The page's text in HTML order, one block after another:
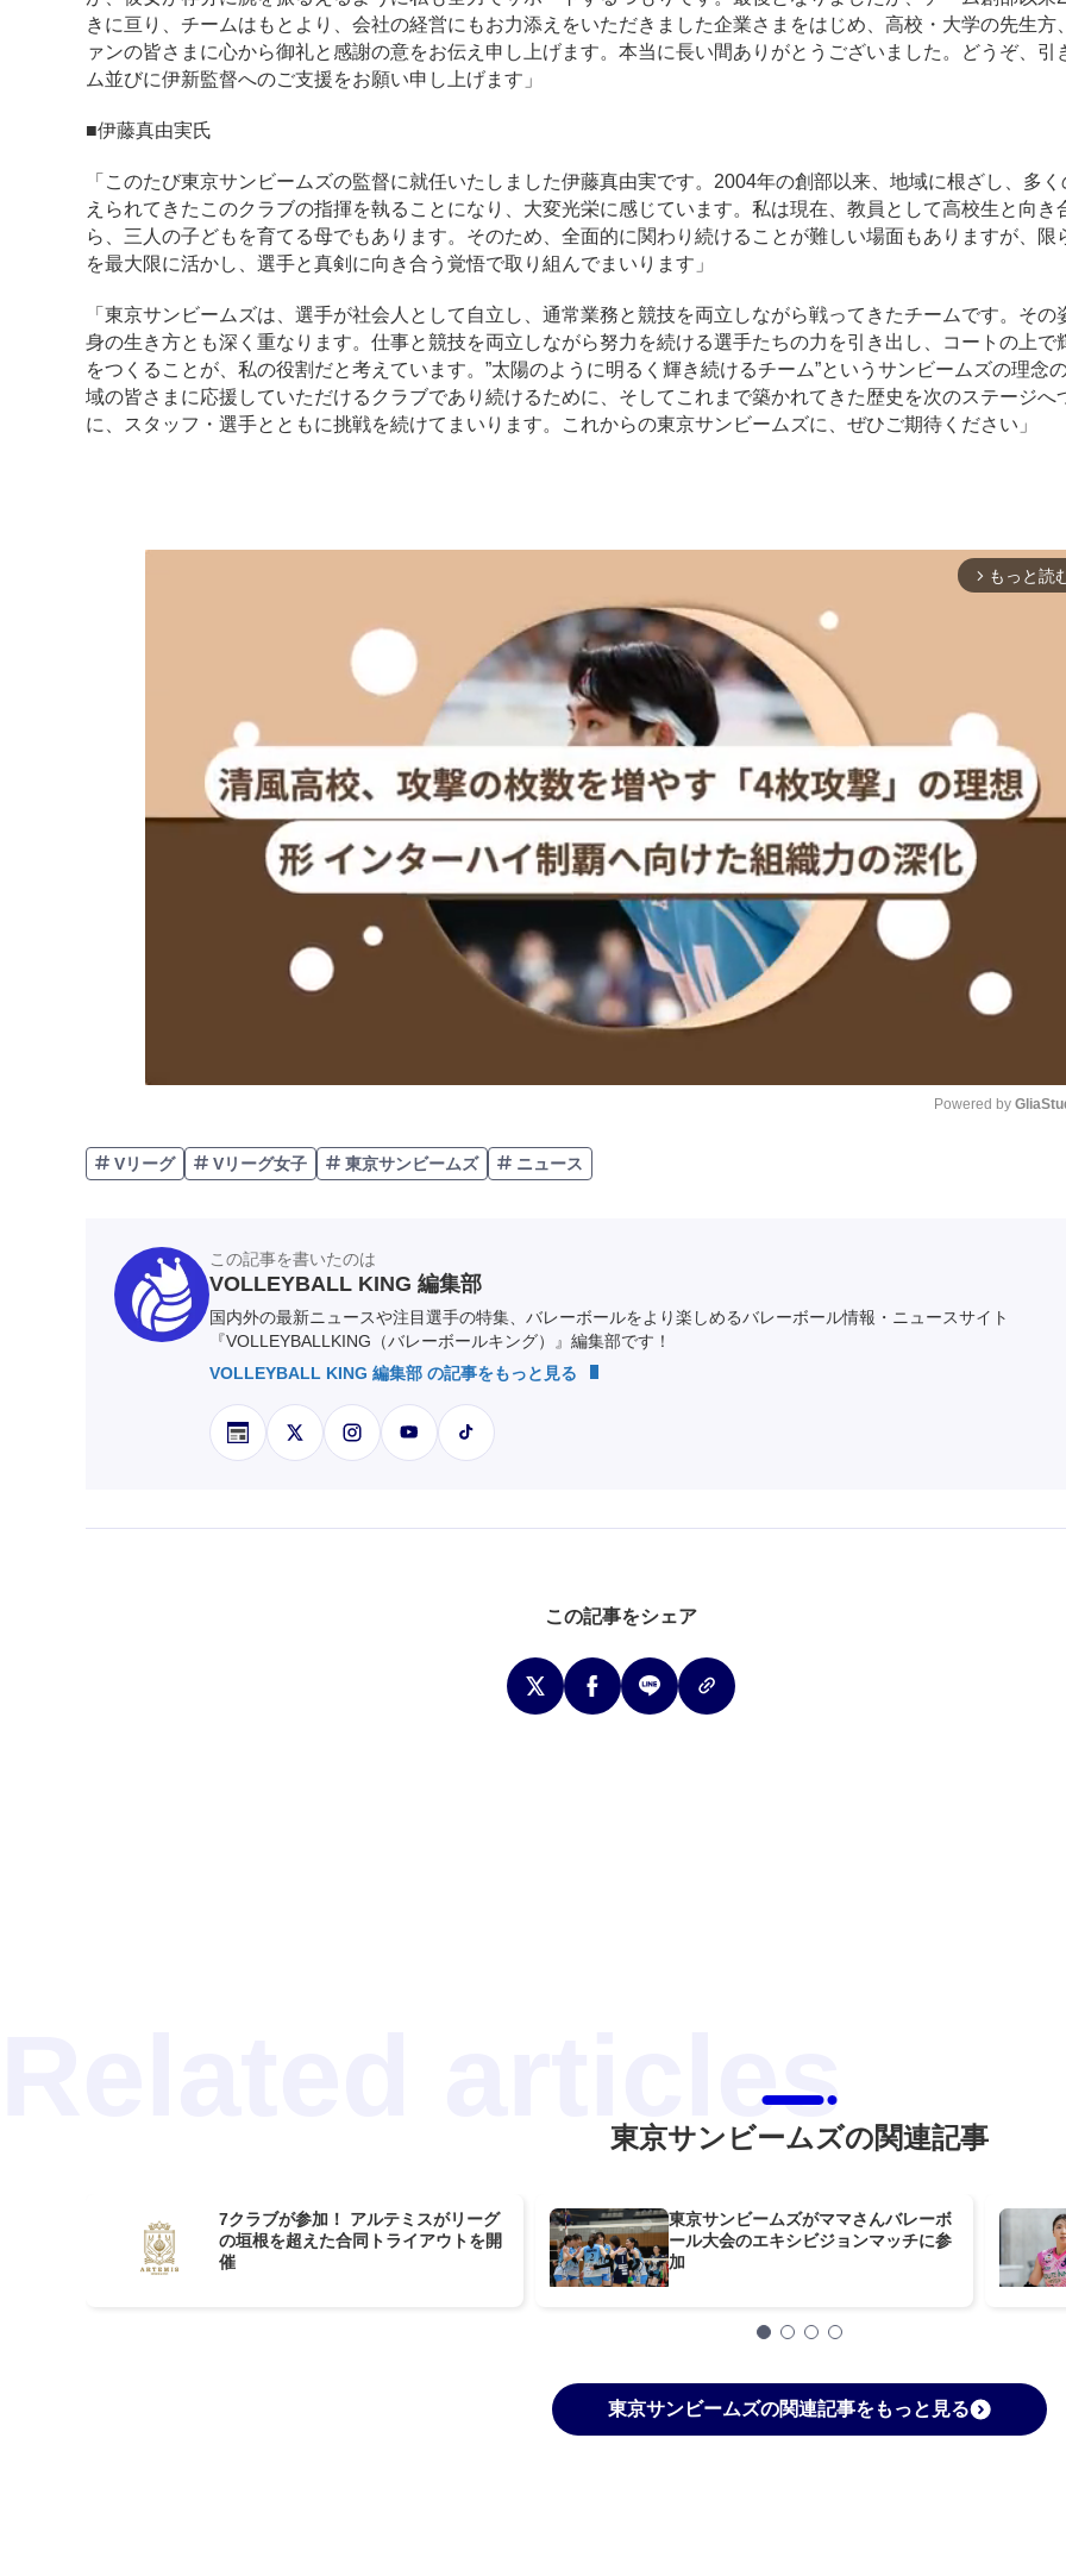
きに亘り、チームはもとより、会社の経営にもお力添えをいただきました企業さまをはじめ、高校・大学の先生方
ァンの皆さまに心から御礼と感謝の意をお伝え申し上げます。本当に長い間ありがとうございました。どうぞ、引
ム並びに伊新監督へのご支援をお願い申し上げます」
■伊藤真由実氏
「このたび東京サンビームズの監督に就任いたしました伊藤真由実です。2004年の創部以来、地域に根ざし、多
えられてきたこのクラブの指揮を執ることになり、大変光栄に感じています。私は現在、教員として高校生と向き
ら、三人の子どもを育てる母でもあります。そのため、全面的に関わり続けることが難しい場面もありますが、限
を最大限に活かし、選手と真剣に向き合う覚悟で取り組んでまいります」
「東京サンビームズは、選手が社会人として自立し、通常業務と競技を両立しながら戦ってきたチームです。その
身の生き方とも深く重なります。仕事と競技を両立しながら努力を続ける選手たちの力を引き出し、コートの上で
をつくることが、私の役割だと考えています。”太陽のように明るく輝き続けるチーム”というサンビームズの理念
域の皆さまに応援していただけるクラブであり続けるために、そしてこれまで築かれてきた歴史を次のステージへ
に、スタッフ・選手とともに挑戦を続けてまいります。これからの東京サンビームズに、ぜひご期待ください」
arrow_forward_ios もっと読
Powered by
Vリーグ Vリーグ女子 東京サンビームズ ニュース
この記事を書いたのは
VOLLEYBALL KING 編集部
国内外の最新ニュースや注目選手の特集、バレーボールをより楽しめるバレーボール情報・ニュースサイト
『VOLLEYBALLKING（バレーボールキング）』編集部です！
VOLLEYBALL KING 編集部 の記事をもっと見る
この記事をシェア
東京サンビームズの関連記事
7クラブが参加！ アルテミスがリーグ
の垣根を超えた合同トライアウトを開
催
東京サンビームズがママさんバレーボ
ール大会のエキシビジョンマッチに参
加
東京サンビームズの関連記事をもっと見る